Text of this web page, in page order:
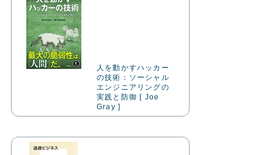
人を動かすハッカー
の技術：ソーシャル
エンジニアリングの
実践と防御 [ Joe
Gray ]